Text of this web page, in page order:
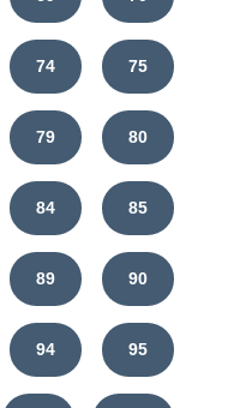
74 75
79 80
84 85
89 90
94 95